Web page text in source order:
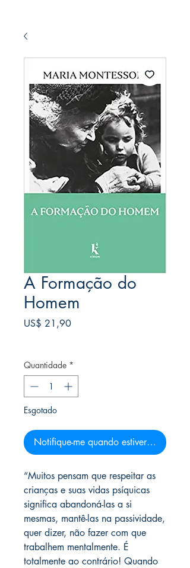
A Formação do
Homem
US$ 21,90Preço
Quantidade *
Esgotado
Notifique-me quando estiver disponível
“Muitos pensam que respeitar as
crianças e suas vidas psíquicas
significa abandoná-las a si
mesmas, mantê-las na passividade,
quer dizer, não fazer com que
trabalhem mentalmente. É
totalmente ao contrário! Quando